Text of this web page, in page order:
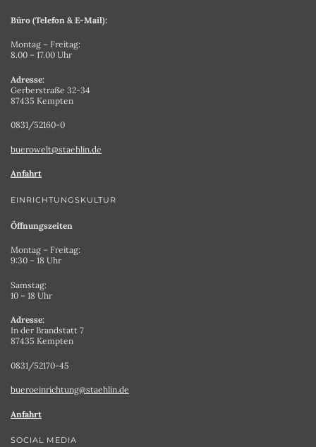
Büro (Telefon & E-Mail):
Montag – Freitag:
8.00 – 17.00 Uhr
Adresse:
Gerberstraße 32-34
87435 Kempten
0831/52160-0
buerowelt@staehlin.de
Anfahrt
EINRICHTUNGSKULTUR
Öffnungszeiten
Montag – Freitag:
9:30 – 18 Uhr
Samstag:
10 – 18 Uhr
Adresse:
In der Brandstatt 7
87435 Kempten
0831/52170-45
bueroeinrichtung@staehlin.de
Anfahrt
SOCIAL MEDIA